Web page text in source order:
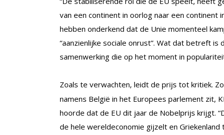
van een continent in oorlog naar een
hebben onderkend dat de Unie momenteel
“aanzienlijke sociale onrust”. Wat dat betreft
samenwerking die op het moment in
Zoals te verwachten, leidt de prijs tot kritiek.
namens België in het Europees parlement zit,
hoorde dat de EU dit jaar de Nobelprijs krijgt.
de hele wereldeconomie gijzelt en